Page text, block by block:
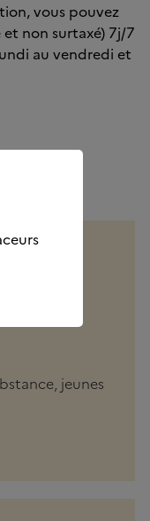
vous pouvez
non surtaxé) 7j/7
au vendredi et
les
jeunes